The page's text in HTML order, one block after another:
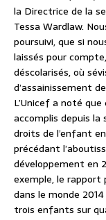
la Directrice de la
Tessa Wardlaw.
poursuivi, que si
laissés pour
déscolarisés, où
d’assainissement
L’Unicef a noté
accomplis depuis
droits de l’enfant
précédant
développement en
exemple, le rapport
dans le monde
trois enfants sur